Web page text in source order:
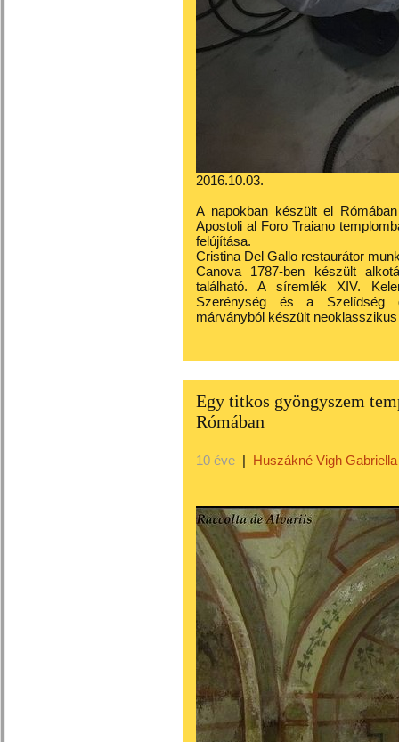
2016.10.03.
A napokban készült el
Apostoli al Foro Traiano
felújítása.
Cristina Del Gallo restaurátor
Canova 1787-ben készült
található. A síremlék XIV.
Szerénység és a Szelídség
márványból készült
Egy titkos gyöngyszem
Rómában
10 éve | Huszákné Vigh Gabriella